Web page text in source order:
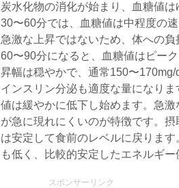
炭水化物の消化が始まり、血糖値
30〜60分では、血糖値は中程度の
急激な上昇ではないため、体への
60〜90分になると、血糖値はピー
昇幅は穏やかで、通常150〜
インスリン分泌も適度な量になり
値は緩やかに低下し始めます。急
が急に現れにくいのが特徴です。
は安定して食前のレベルに戻りま
も低く、比較的安定したエネルギー
スポンサーリンク